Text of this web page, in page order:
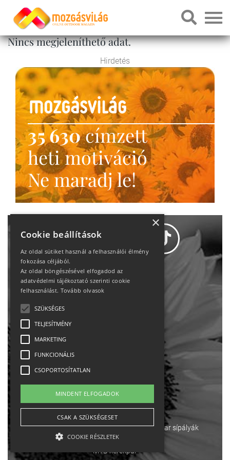
Nincs megjeleníthető adat.
Hirdetés
35 630címzett
heti motiváció
Ne maradj le!
Adatvédelem
Impresszum-kapcsolat
English
Ebike Osztrák sípályák Magyar sípályák
MTB kerékpár
×
Cookie beállítások
Az oldal sütiket használ a felhasználói élmény
fokozása céljából.
Az oldal böngészésével elfogadod az
adatvédelmi tájékoztató szerinti cookie
felhasználást. Tovább olvasok
SZÜKSÉGES
TELJESÍTMÉNY
MARKETING
FUNKCIONÁLIS
CSOPORTOSÍTATLAN
MINDENT ELFOGADOK
CSAK A SZÜKSÉGESET
COOKIE RÉSZLETEK